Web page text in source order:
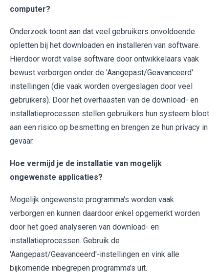
computer?
Onderzoek toont aan dat veel gebruikers onvoldoende
opletten bij het downloaden en installeren van software.
Hierdoor wordt valse software door ontwikkelaars vaak
bewust verborgen onder de 'Aangepast/Geavanceerd'
instellingen (die vaak worden overgeslagen door veel
gebruikers). Door het overhaasten van de download- en
installatieprocessen stellen gebruikers hun systeem bloot
aan een risico op besmetting en brengen ze hun privacy in
gevaar.
Hoe vermijd je de installatie van mogelijk
ongewenste applicaties?
Mogelijk ongewenste programma's worden vaak
verborgen en kunnen daardoor enkel opgemerkt worden
door het goed analyseren van download- en
installatieprocessen. Gebruik de
'Aangepast/Geavanceerd'-instellingen en vink alle
bijkomende inbegrepen programma's uit.